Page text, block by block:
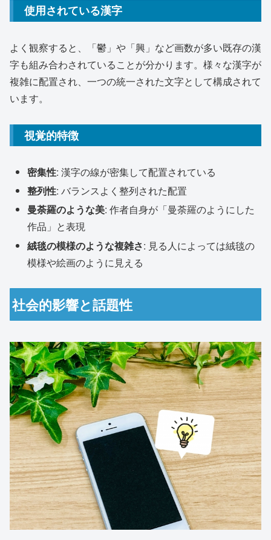
使用されている漢字
よく観察すると、「鬱」や「興」など画数が多い既存の漢
字も組み合わされていることが分かります。様々な漢字が
複雑に配置され、一つの統一された文字として構成されて
います。
視覚的特徴
密集性: 漢字の線が密集して配置されている
整列性: バランスよく整列された配置
曼荼羅のような美: 作者自身が「曼荼羅のようにした
作品」と表現
絨毯の模様のような複雑さ: 見る人によっては絨毯の
模様や絵画のように見える
社会的影響と話題性